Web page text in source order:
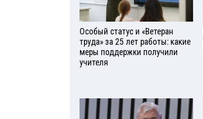
Особый статус и «Ветеран
труда» за 25 лет работы: какие
меры поддержки получили
учителя